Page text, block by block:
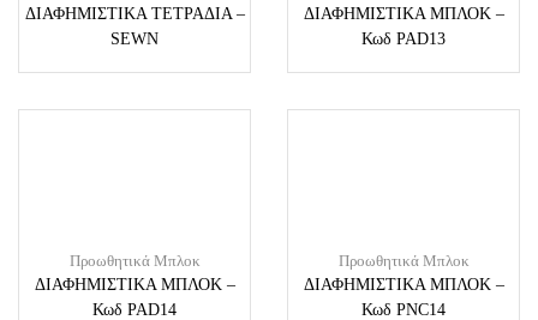
ΔΙΑΦΗΜΙΣΤΙΚΑ ΤΕΤΡΑΔΙΑ –
SEWN
ΔΙΑΦΗΜΙΣΤΙΚΑ ΜΠΛΟΚ –
Κωδ PAD13
Προωθητικά Μπλοκ
ΔΙΑΦΗΜΙΣΤΙΚΑ ΜΠΛΟΚ –
Κωδ PAD14
Προωθητικά Μπλοκ
ΔΙΑΦΗΜΙΣΤΙΚΑ ΜΠΛΟΚ –
Κωδ PNC14